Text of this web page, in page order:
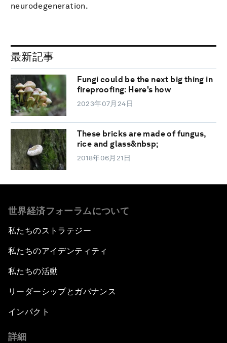
neurodegeneration.
最新記事
Fungi could be the next big thing in
fireproofing: Here's how
2023年07月24日
These bricks are made of fungus,
rice and glass&nbsp;
2018年06月21日
世界経済フォーラムについて
私たちのストラテジー
私たちのアイデンティティ
私たちの活動
リーダーシップとガバナンス
インパクト
詳細